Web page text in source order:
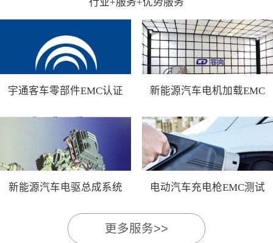
宇通客车零部件EMC认证
新能源汽车电机加载EMC
新能源汽车电驱总成系统
电动汽车充电枪EMC测试
更多服务>>